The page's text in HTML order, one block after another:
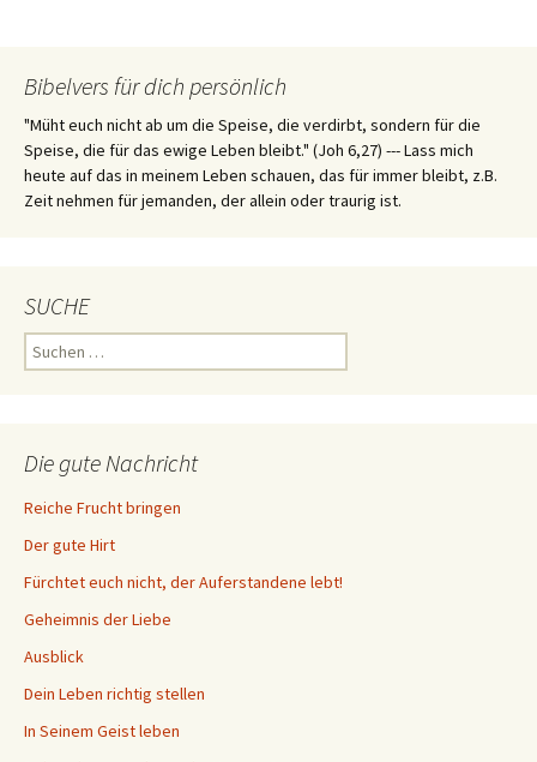
Bibelvers für dich persönlich
"Müht euch nicht ab um die Speise, die verdirbt, sondern für die
Speise, die für das ewige Leben bleibt." (Joh 6,27) --- Lass mich
heute auf das in meinem Leben schauen, das für immer bleibt, z.B.
Zeit nehmen für jemanden, der allein oder traurig ist.
SUCHE
Suchen
nach:
Die gute Nachricht
Reiche Frucht bringen
Der gute Hirt
Fürchtet euch nicht, der Auferstandene lebt!
Geheimnis der Liebe
Ausblick
Dein Leben richtig stellen
In Seinem Geist leben